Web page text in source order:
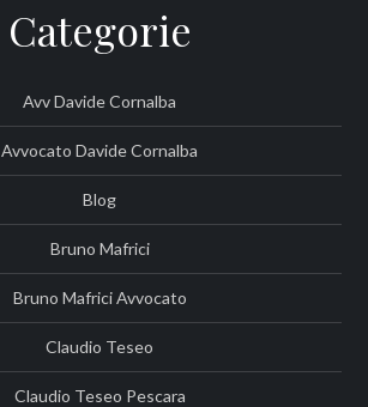
Categorie
Avv Davide Cornalba
Avvocato Davide Cornalba
Blog
Bruno Mafrici
Bruno Mafrici Avvocato
Claudio Teseo
Claudio Teseo Pescara